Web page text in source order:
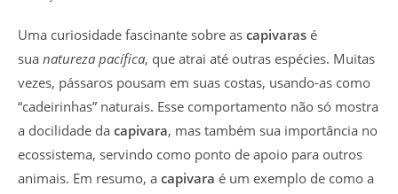
Uma curiosidade fascinante sobre as capivaras é
sua natureza pacífica, que atrai até outras espécies. Muitas
vezes, pássaros pousam em suas costas, usando-as como
“cadeirinhas” naturais. Esse comportamento não só mostra
a docilidade da capivara, mas também sua importância no
ecossistema, servindo como ponto de apoio para outros
animais. Em resumo, a capivara é um exemplo de como a